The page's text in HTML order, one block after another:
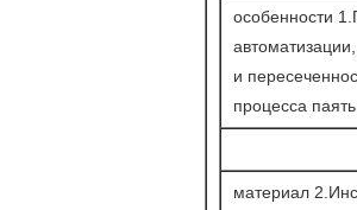
особенности
и
процесса паять
материал